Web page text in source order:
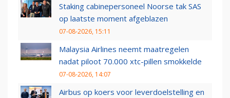
Staking cabinepersoneel Noorse tak SAS
op laatste moment afgeblazen
07-08-2026, 15:11
Malaysia Airlines neemt maatregelen
nadat piloot 70.000 xtc-pillen smokkelde
07-08-2026, 14:07
Airbus op koers voor leverdoelstelling en